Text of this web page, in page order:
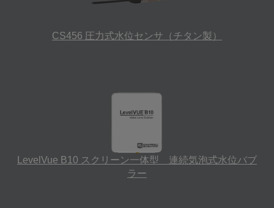
CS456 圧力式水位センサ（チタン製）
LevelVue B10 スクリーン一体型 連続気泡式水位バブ
ラー